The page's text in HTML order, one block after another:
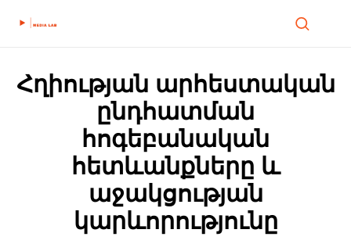
Հղիության արհեստական
ընդհատման
հոգեբանական
հետևանքները և
աջակցության
կարևորությունը